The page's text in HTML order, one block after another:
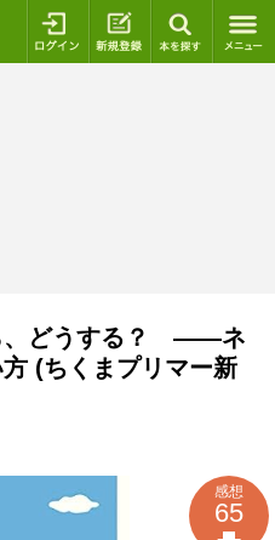
ログイン 新規登録
、どうする？ ――ネ
(ちくまプリマー新
感想
65